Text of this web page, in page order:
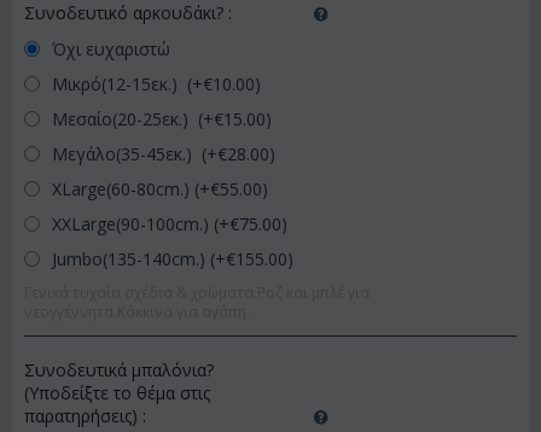
Συνοδευτικό αρκουδάκι? :
Όχι ευχαριστώ
Μικρό(12-15εκ.) (+€10.00)
Μεσαίο(20-25εκ.) (+€15.00)
Μεγάλο(35-45εκ.) (+€28.00)
XLarge(60-80cm.) (+€55.00)
XXLarge(90-100cm.) (+€75.00)
Jumbo(135-140cm.) (+€155.00)
Συνοδευτικά μπαλόνια?
(Υποδείξτε το θέμα στις
παρατηρήσεις) :